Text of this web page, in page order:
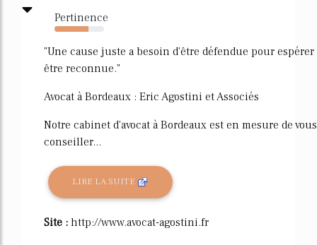
Pertinence
68%
"Une cause juste a besoin d'être défendue pour espérer
être reconnue."
Avocat à Bordeaux : Eric Agostini et Associés
Notre cabinet d'avocat à Bordeaux est en mesure de vous
conseiller...
LIRE LA SUITE
Site : http://www.avocat-agostini.fr